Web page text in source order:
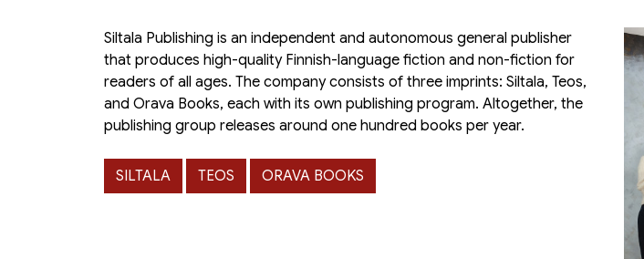
Siltala Publishing is an independent and autonomous general publisher
that produces high-quality Finnish-language fiction and non-fiction for
readers of all ages. The company consists of three imprints: Siltala, Teos,
and Orava Books, each with its own publishing program. Altogether, the
publishing group releases around one hundred books per year.
SILTALA TEOS ORAVA BOOKS